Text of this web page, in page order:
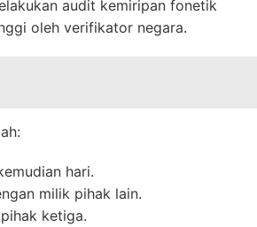
audit kemiripan fonetik
oleh verifikator negara.
hari.
milik pihak lain.
ketiga.